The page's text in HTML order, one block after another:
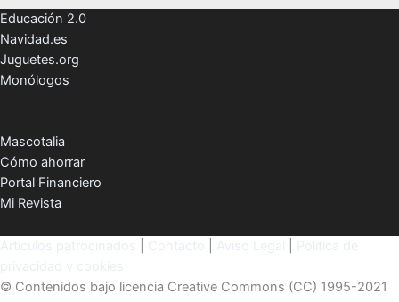
Educación 2.0
Navidad.es
Juguetes.org
Monólogos
Mascotalia
Cómo ahorrar
Portal Financiero
Mi Revista
© Contenidos bajo licencia Creative Commons (CC) 1995-2021